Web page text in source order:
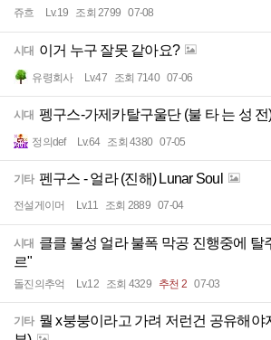
쥬흐 Lv.19 조회 2799 07-08
시대 이거 누구 잘못 같아요?
유령회사 Lv.47 조회 7140 07-06
시대 펭구스-가제카탈구울단 (불 타 는 성 전
정의def Lv.64 조회 4380 07-05
기타 펜구스 - 얼라 (진해) Lunar Soul
전설게이머 Lv.11 조회 2889 07-04
시대 클클 불성 얼라 불폭 막공 진행중에 탈
르"
돌진의추억 Lv.12 조회 4329 추천 2 07-03
기타 뭘 x붕붕이라고 가려 저런건 공유해야